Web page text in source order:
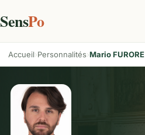
SensPo
Accueil Personnalités Mario FURORE